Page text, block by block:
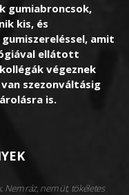
gumiabroncsok,
kis, és
amit
ellátott
végeznek
szezonváltásig
is.
ráz, nem üt, tökéletes